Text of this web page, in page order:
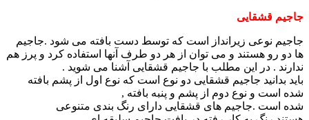
جاجیم قشقایی
جاجیم نوعی زیرانداز است که توسط دست بافته می شود .جاجیم
ها دو رو هستند و می توان از هر دو طرف آنها استفاده کرد و پرز هم
ندارند . در این مطلب با جاجیم قشقایی آشنا می شوید .
باید بدانید جاجیم قشقایی دو نوع است که نوع اول از پشم بافته
شده است و نوع دوم از پشم و پنبه بافته ,
شده است .جاجیم های قشقایی دارای رنگ بندی متنوعی